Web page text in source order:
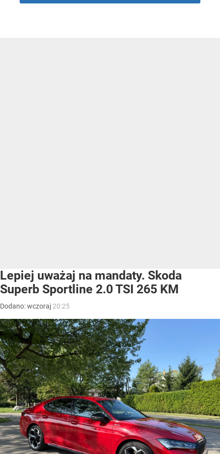
Lepiej uważaj na mandaty. Skoda
Superb Sportline 2.0 TSI 265 KM
Dodano:wczoraj 20:25